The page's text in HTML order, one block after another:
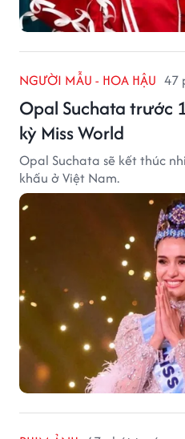
NGƯỜI MẪU - HOA HẬU 47
Opal Suchata trước
kỳ Miss World
Opal Suchata sẽ kết thúc
khấu ở Việt Nam.